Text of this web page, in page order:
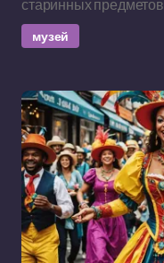
старинных
музей